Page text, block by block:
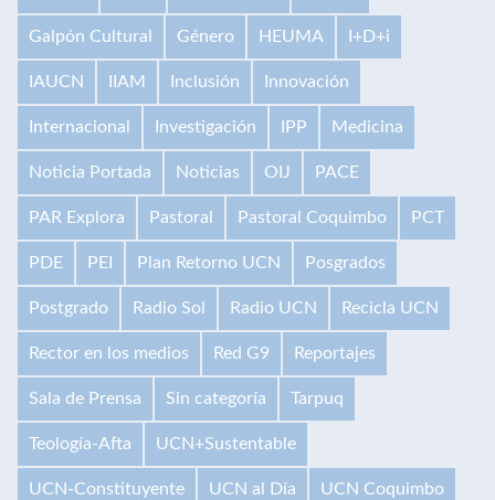
Galpón Cultural Género HEUMA I+D+i
IAUCN IIAM Inclusión Innovación
Internacional Investigación IPP Medicina
Noticia Portada Noticias OIJ PACE
PAR Explora Pastoral Pastoral Coquimbo PCT
PDE PEI Plan Retorno UCN Posgrados
Postgrado Radio Sol Radio UCN Recicla UCN
Rector en los medios Red G9 Reportajes
Sala de Prensa Sin categoría Tarpuq
Teología-Afta UCN+Sustentable
UCN-Constituyente UCN al Día UCN Coquimbo